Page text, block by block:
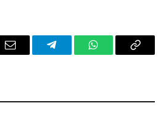
Email TelegramWhatsAppCopy